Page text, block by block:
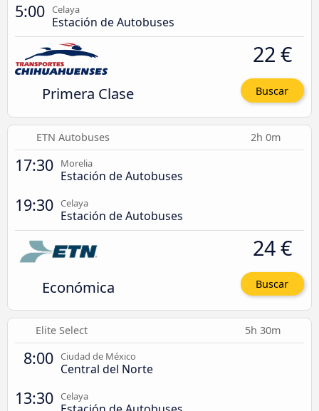
5:00 Celaya
Estación de Autobuses
Primera Clase
22 €
Buscar
ETN Autobuses 2h 0m
17:30 Morelia
Estación de Autobuses
19:30 Celaya
Estación de Autobuses
Económica
24 €
Buscar
Elite Select 5h 30m
8:00 Ciudad de México
Central del Norte
13:30 Celaya